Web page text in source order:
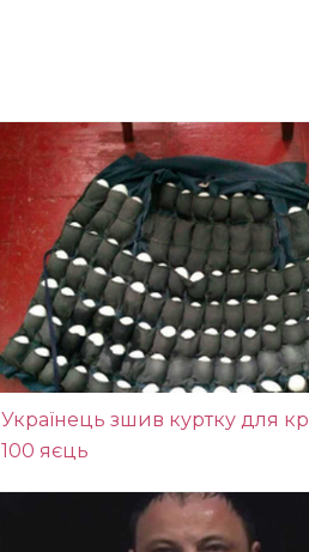
Українець зшив куртку для
100 яєць